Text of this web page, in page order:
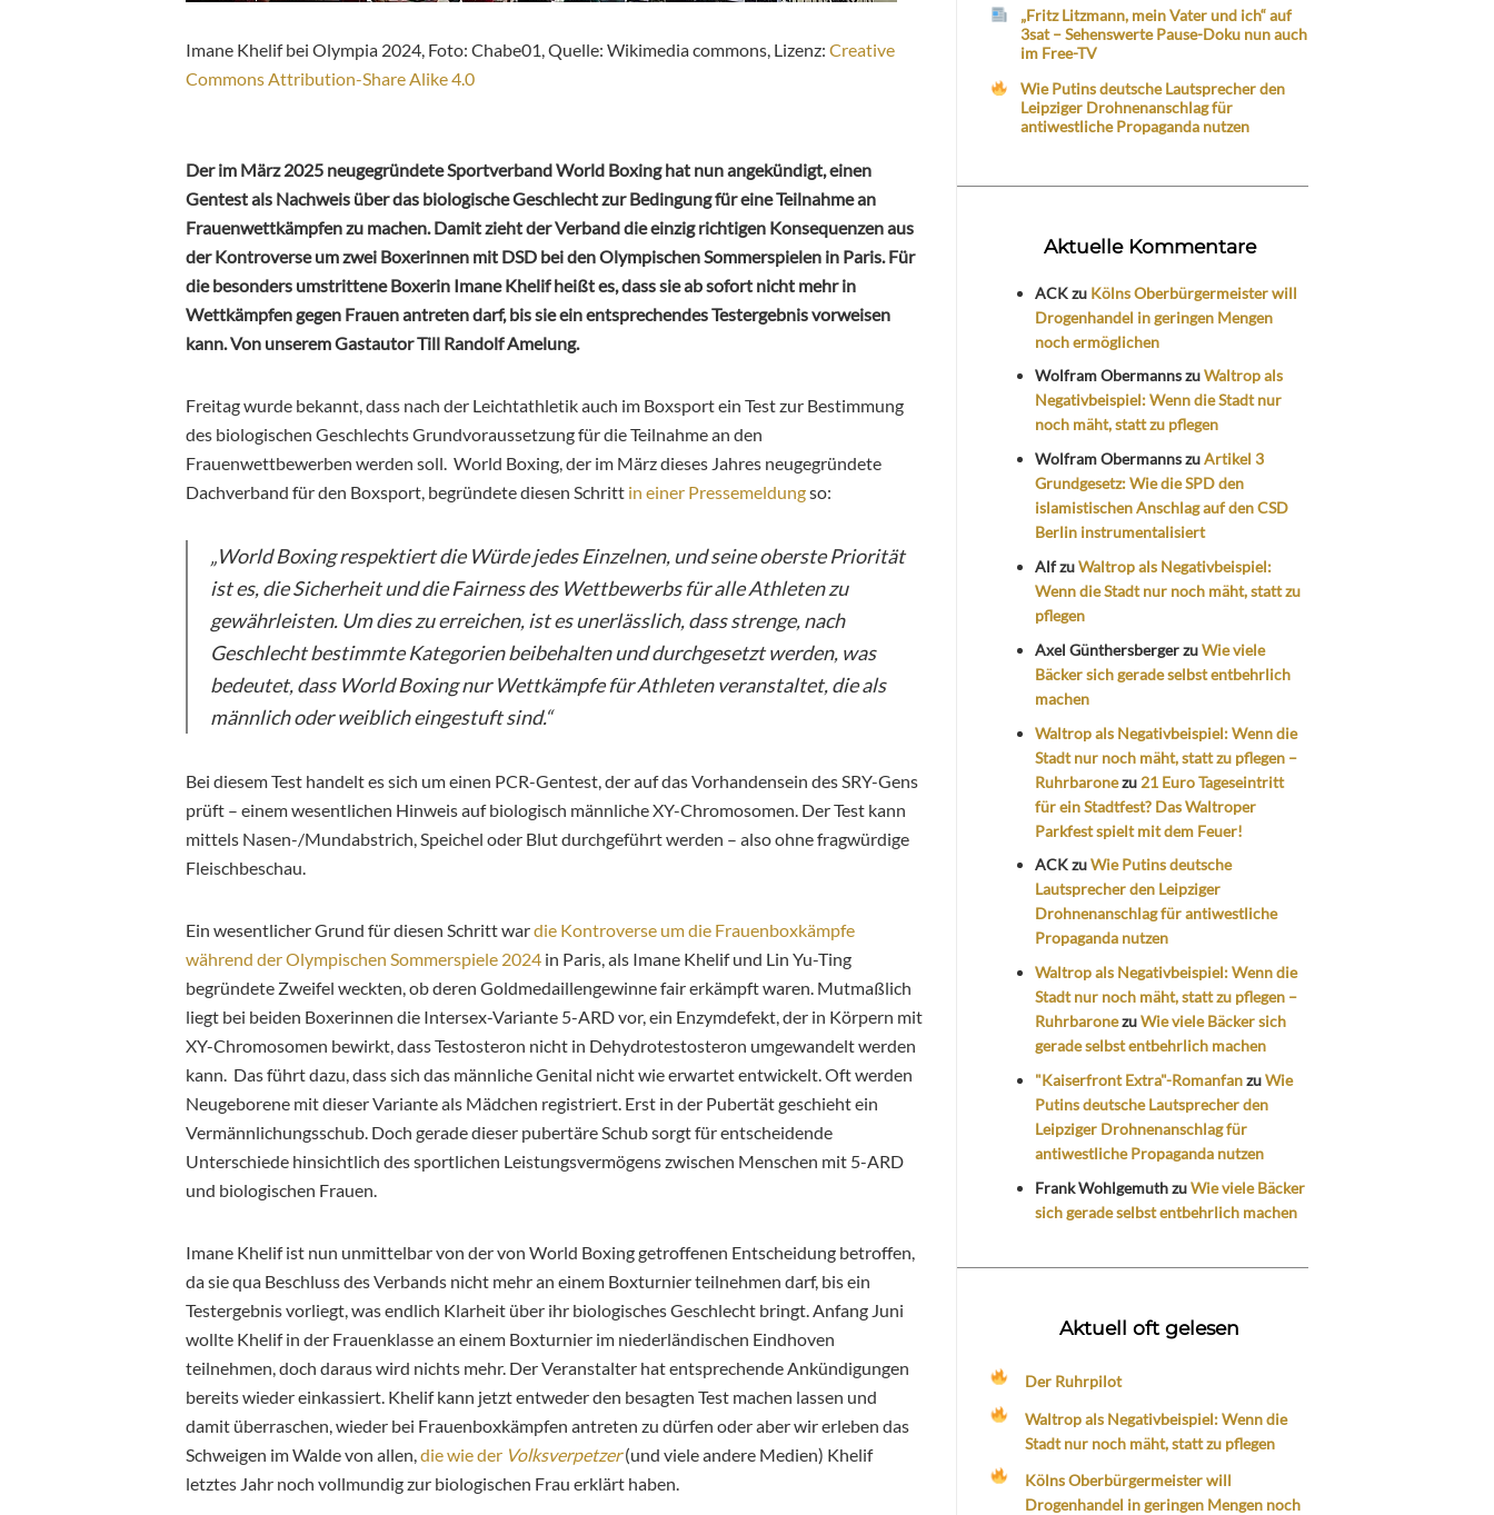
Imane Khelif bei Olympia 2024, Foto: Chabe01, Quelle: Wikimedia commons, Lizenz: Creative
Commons Attribution-Share Alike 4.0
Der im März 2025 neugegründete Sportverband World Boxing hat nun angekündigt, einen
Gentest als Nachweis über das biologische Geschlecht zur Bedingung für eine Teilnahme an
Frauenwettkämpfen zu machen. Damit zieht der Verband die einzig richtigen Konsequenzen aus
der Kontroverse um zwei Boxerinnen mit DSD bei den Olympischen Sommerspielen in Paris. Für
die besonders umstrittene Boxerin Imane Khelif heißt es, dass sie ab sofort nicht mehr in
Wettkämpfen gegen Frauen antreten darf, bis sie ein entsprechendes Testergebnis vorweisen
kann. Von unserem Gastautor Till Randolf Amelung.
Freitag wurde bekannt, dass nach der Leichtathletik auch im Boxsport ein Test zur Bestimmung
des biologischen Geschlechts Grundvoraussetzung für die Teilnahme an den
Frauenwettbewerben werden soll. World Boxing, der im März dieses Jahres neugegründete
Dachverband für den Boxsport, begründete diesen Schritt in einer Pressemeldungso:
„World Boxing respektiert die Würde jedes Einzelnen, und seine oberste Priorität
ist es, die Sicherheit und die Fairness des Wettbewerbs für alle Athleten zu
gewährleisten. Um dies zu erreichen, ist es unerlässlich, dass strenge, nach
Geschlecht bestimmte Kategorien beibehalten und durchgesetzt werden, was
bedeutet, dass World Boxing nur Wettkämpfe für Athleten veranstaltet, die als
männlich oder weiblich eingestuft sind.“
Bei diesem Test handelt es sich um einen PCR-Gentest, der auf das Vorhandensein des SRY-Gens
prüft – einem wesentlichen Hinweis auf biologisch männliche XY-Chromosomen. Der Test kann
mittels Nasen-/Mundabstrich, Speichel oder Blut durchgeführt werden – also ohne fragwürdige
Fleischbeschau.
Ein wesentlicher Grund für diesen Schritt wardie Kontroverse um die Frauenboxkämpfe
während der Olympischen Sommerspiele 2024 in Paris, als Imane Khelif und Lin Yu-Ting
begründete Zweifel weckten, ob deren Goldmedaillengewinne fair erkämpft waren. Mutmaßlich
liegt bei beiden Boxerinnen die Intersex-Variante 5-ARD vor, ein Enzymdefekt, der in Körpern mit
XY-Chromosomen bewirkt, dass Testosteron nicht in Dehydrotestosteron umgewandelt werden
kann. Das führt dazu, dass sich das männliche Genital nicht wie erwartet entwickelt. Oft werden
Neugeborene mit dieser Variante als Mädchen registriert. Erst in der Pubertät geschieht ein
Vermännlichungsschub. Doch gerade dieser pubertäre Schub sorgt für entscheidende
Unterschiede hinsichtlich des sportlichen Leistungsvermögens zwischen Menschen mit 5-ARD
und biologischen Frauen.
Imane Khelif ist nun unmittelbar von der von World Boxing getroffenen Entscheidung betroffen,
da sie qua Beschluss des Verbands nicht mehr an einem Boxturnier teilnehmen darf, bis ein
Testergebnis vorliegt, was endlich Klarheit über ihr biologisches Geschlecht bringt. Anfang Juni
wollte Khelif in der Frauenklasse an einem Boxturnier im niederländischen Eindhoven
teilnehmen, doch daraus wird nichts mehr. Der Veranstalter hat entsprechende Ankündigungen
bereits wieder einkassiert. Khelif kann jetzt entweder den besagten Test machen lassen und
damit überraschen, wieder bei Frauenboxkämpfen antreten zu dürfen oder aber wir erleben das
Schweigen im Walde von allen, die wie der Volksverpetzer(und viele andere Medien) Khelif
letztes Jahr noch vollmundig zur biologischen Frau erklärt haben.
„Fritz Litzmann, mein Vater und ich“ auf
3sat – Sehenswerte Pause-Doku nun auch
im Free-TV
Wie Putins deutsche Lautsprecher den
Leipziger Drohnenanschlag für
antiwestliche Propaganda nutzen
Aktuelle Kommentare
ACKzu Kölns Oberbürgermeister will
Drogenhandel in geringen Mengen
noch ermöglichen
Wolfram ObermannszuWaltrop als
Negativbeispiel: Wenn die Stadt nur
noch mäht, statt zu pflegen
Wolfram ObermannszuArtikel 3
Grundgesetz: Wie die SPD den
islamistischen Anschlag auf den CSD
Berlin instrumentalisiert
AlfzuWaltrop als Negativbeispiel:
Wenn die Stadt nur noch mäht, statt zu
pflegen
Axel GünthersbergerzuWie viele
Bäcker sich gerade selbst entbehrlich
machen
Waltrop als Negativbeispiel: Wenn die
Stadt nur noch mäht, statt zu pflegen –
Ruhrbaronezu 21 Euro Tageseintritt
für ein Stadtfest? Das Waltroper
Parkfest spielt mit dem Feuer!
ACKzuWie Putins deutsche
Lautsprecher den Leipziger
Drohnenanschlag für antiwestliche
Propaganda nutzen
Waltrop als Negativbeispiel: Wenn die
Stadt nur noch mäht, statt zu pflegen –
RuhrbaronezuWie viele Bäcker sich
gerade selbst entbehrlich machen
"Kaiserfront Extra"-RomanfanzuWie
Putins deutsche Lautsprecher den
Leipziger Drohnenanschlag für
antiwestliche Propaganda nutzen
Frank WohlgemuthzuWie viele Bäcker
sich gerade selbst entbehrlich machen
Aktuell oft gelesen
Der Ruhrpilot
Waltrop als Negativbeispiel: Wenn die
Stadt nur noch mäht, statt zu pflegen
Kölns Oberbürgermeister will
Drogenhandel in geringen Mengen noch